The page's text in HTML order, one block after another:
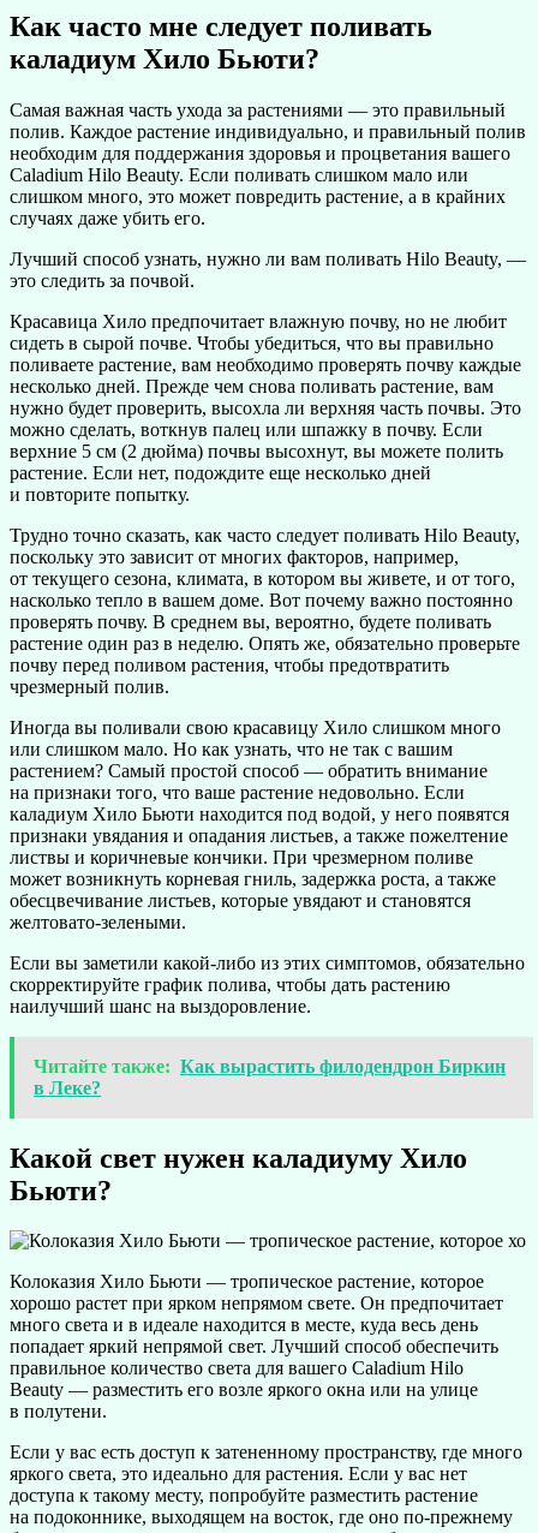
Как часто мне следует поливать
каладиум Хило Бьюти?
Самая важная часть ухода за растениями — это правильный
полив. Каждое растение индивидуально, и правильный полив
необходим для поддержания здоровья и процветания вашего
Caladium Hilo Beauty. Если поливать слишком мало или
слишком много, это может повредить растение, а в крайних
случаях даже убить его.
Лучший способ узнать, нужно ли вам поливать Hilo Beauty, —
это следить за почвой.
Красавица Хило предпочитает влажную почву, но не любит
сидеть в сырой почве. Чтобы убедиться, что вы правильно
поливаете растение, вам необходимо проверять почву каждые
несколько дней. Прежде чем снова поливать растение, вам
нужно будет проверить, высохла ли верхняя часть почвы. Это
можно сделать, воткнув палец или шпажку в почву. Если
верхние 5 см (2 дюйма) почвы высохнут, вы можете полить
растение. Если нет, подождите еще несколько дней
и повторите попытку.
Трудно точно сказать, как часто следует поливать Hilo Beauty,
поскольку это зависит от многих факторов, например,
от текущего сезона, климата, в котором вы живете, и от того,
насколько тепло в вашем доме. Вот почему важно постоянно
проверять почву. В среднем вы, вероятно, будете поливать
растение один раз в неделю. Опять же, обязательно проверьте
почву перед поливом растения, чтобы предотвратить
чрезмерный полив.
Иногда вы поливали свою красавицу Хило слишком много
или слишком мало. Но как узнать, что не так с вашим
растением? Самый простой способ — обратить внимание
на признаки того, что ваше растение недовольно. Если
каладиум Хило Бьюти находится под водой, у него появятся
признаки увядания и опадания листьев, а также пожелтение
листвы и коричневые кончики. При чрезмерном поливе
может возникнуть корневая гниль, задержка роста, а также
обесцвечивание листьев, которые увядают и становятся
желтовато-зелеными.
Если вы заметили какой-либо из этих симптомов, обязательно
скорректируйте график полива, чтобы дать растению
наилучший шанс на выздоровление.
Читайте также: Как вырастить филодендрон Биркин
в Леке?
Какой свет нужен каладиуму Хило
Бьюти?
Колоказия Хило Бьюти — тропическое растение, которое
хорошо растет при ярком непрямом свете. Он предпочитает
много света и в идеале находится в месте, куда весь день
попадает яркий непрямой свет. Лучший способ обеспечить
правильное количество света для вашего Caladium Hilo
Beauty — разместить его возле яркого окна или на улице
в полутени.
Если у вас есть доступ к затененному пространству, где много
яркого света, это идеально для растения. Если у вас нет
доступа к такому месту, попробуйте разместить растение
на подоконнике, выходящем на восток, где оно по-прежнему